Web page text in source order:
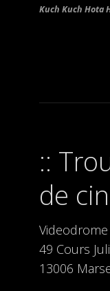
Kuch Kuch Hota
de
Videodrome
49 Cours
13006